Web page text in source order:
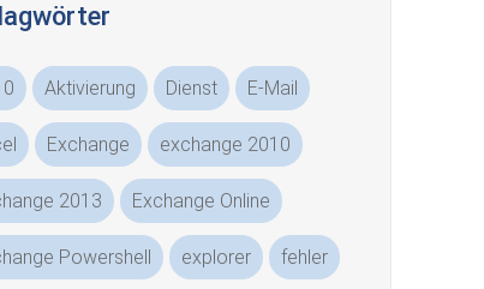
Aktivierung Dienst E-Mail
Exchange exchange 2010
2013 Exchange Online
Powershell explorer fehler